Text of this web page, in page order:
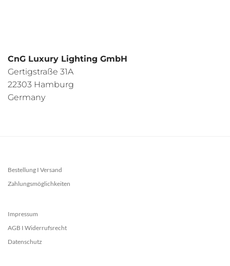
CnG Luxury Lighting GmbH
Gertigstraße 31A
22303 Hamburg
Germany
Bestellung I Versand
Zahlungsmöglichkeiten
Impressum
AGB I Widerrufsrecht
Datenschutz